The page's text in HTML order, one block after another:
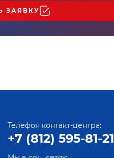
ЗАЯВКУ
Телефон контакт-центра:
+7 (812) 595-81-21